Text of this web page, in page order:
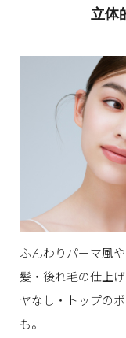
立体
ふんわりパーマ風
髪・後れ毛の仕上
ヤなし・トップの
も。